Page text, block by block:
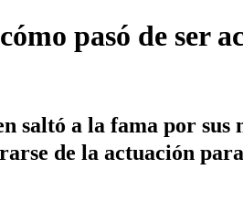
pasó de ser
a la fama por sus
de la actuación